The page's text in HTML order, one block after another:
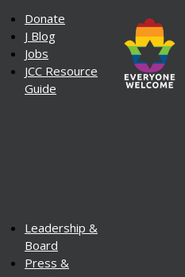
Donate
J Blog
Jobs
JCC Resource
Guide
Leadership &
Board
Press &